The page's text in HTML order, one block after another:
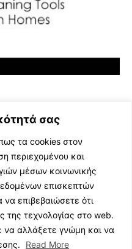
σας
τα cookies στον
περιεχομένου και
μέσων κοινωνικής
επισκεπτών
επιβεβαιώσετε ότι
της τεχνολογίας στο web.
να αλλάξετε γνώμη και να
Read More